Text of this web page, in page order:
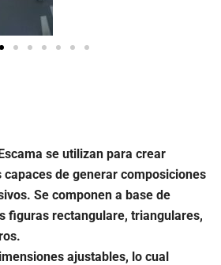
se utilizan para crear
de generar composiciones
Se componen a base de
figuras rectangulare, triangulares,
ajustables, lo cual